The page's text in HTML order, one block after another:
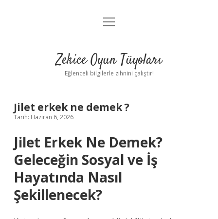
Anasayfa
Yasal Uyarı
menüyü
Zekice Oyun Tüyoları
Eğlenceli bilgilerle zihnini çalıştır!
Jilet erkek ne demek ?
Tarih: Haziran 6, 2026
Jilet Erkek Ne Demek?
Geleceğin Sosyal ve İş
Hayatında Nasıl
Şekillenecek?